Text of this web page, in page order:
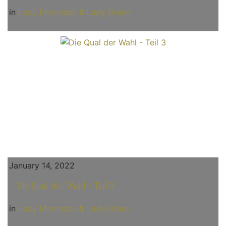
in Lady Mercedes & Lady Grace
January 14, 2022
Die Qual der Wahl - Teil 3
in Lady Mercedes & Lady Grace